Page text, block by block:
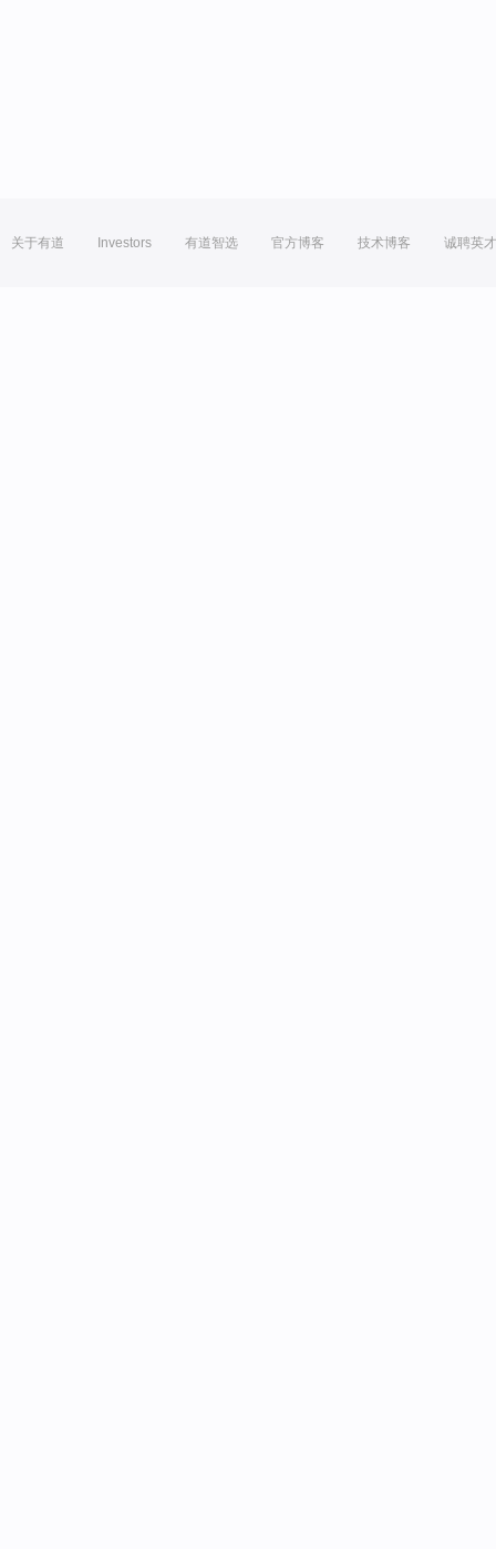
关于有道 Investors 有道智选 官方博客 技术博客 诚聘英才